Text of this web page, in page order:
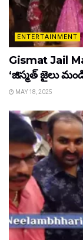
ENTERTAINMENT
Gismat Jail
‘జిస్మత్ జైలు
MAY 18, 2025